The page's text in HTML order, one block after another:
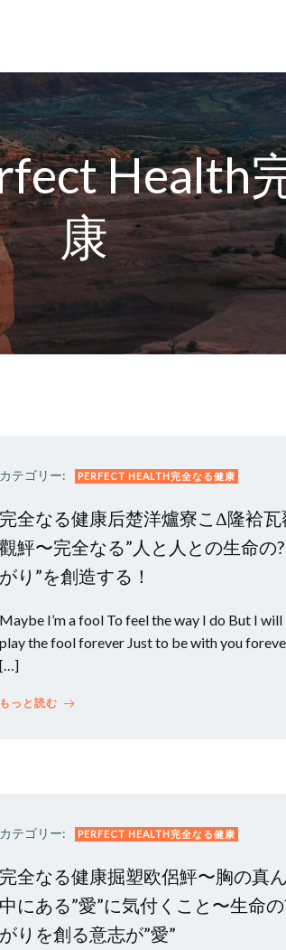
Health
康
カテゴリー: PERFECT HEALTH完全なる健康
完全なる健康后楚洋爐寮こΔ隆袷瓦
觀鮃〜完全なる”人と人との生命の?
がり”を創造する！
Maybe I’m a fool To feel the way I do But I will
play the fool forever Just to be with you
[…]
もっと読む
カテゴリー: PERFECT HEALTH完全なる健康
完全なる健康掘塑欧侶鮃〜胸の真ん
中にある”愛”に気付くこと〜生命の
がりを創る意志が”愛”